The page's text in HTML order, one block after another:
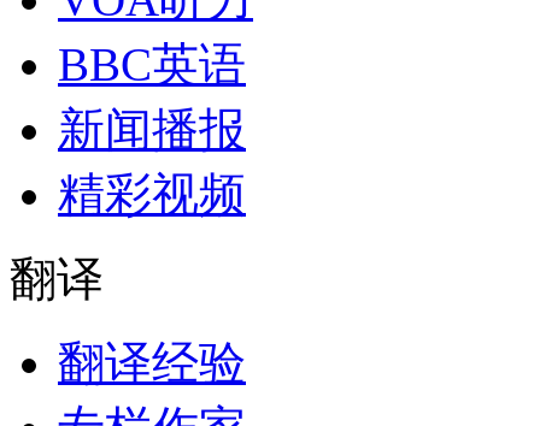
BBC英语
新闻播报
精彩视频
翻译
翻译经验